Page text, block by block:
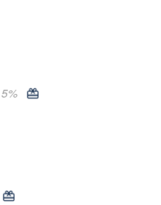
5%